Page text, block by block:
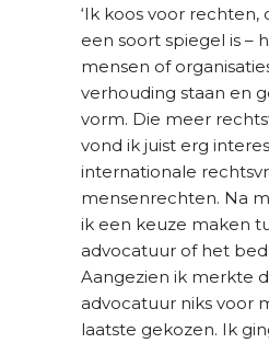
‘Ik koos voor
een soort spiegel is –
mensen of
verhouding staan en
vorm. Die meer
vond ik juist erg
internationale
mensenrechten. Na
ik een keuze maken
advocatuur of het
Aangezien ik merkte
advocatuur niks voor
laatste gekozen. Ik